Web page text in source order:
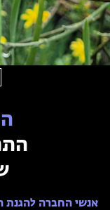
חופשות בבתי ספר
ארץ אהבתי – קבוצות
אנשי החברה להגנת